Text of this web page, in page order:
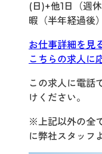
(日)+他1日（週
暇（半年経過後）
お仕事詳細を見
こちらの求人に
この求人に電話
けください。
※上記以外の全
に弊社スタッフ